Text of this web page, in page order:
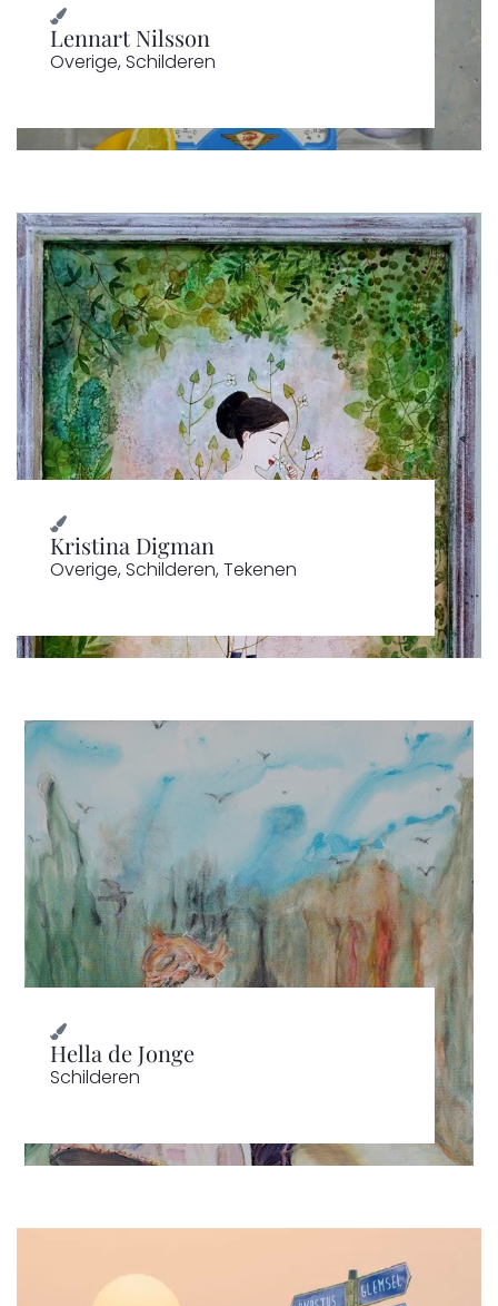
Lennart Nilsson
Overige, Schilderen
Kristina Digman
Overige, Schilderen, Tekenen
Hella de Jonge
Schilderen